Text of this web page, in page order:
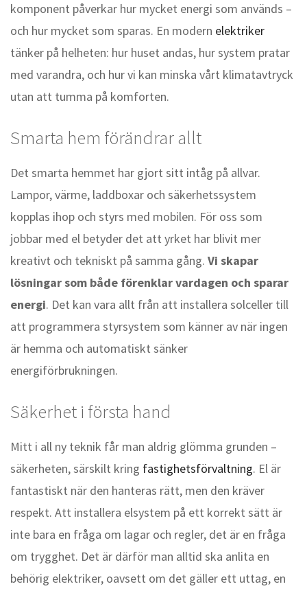
komponent påverkar hur mycket energi som används –
och hur mycket som sparas. En modern elektriker
tänker på helheten: hur huset andas, hur system pratar
med varandra, och hur vi kan minska vårt klimatavtryck
utan att tumma på komforten.
Smarta hem förändrar allt
Det smarta hemmet har gjort sitt intåg på allvar.
Lampor, värme, laddboxar och säkerhetssystem
kopplas ihop och styrs med mobilen. För oss som
jobbar med el betyder det att yrket har blivit mer
kreativt och tekniskt på samma gång. Vi skapar
lösningar som både förenklar vardagen och sparar
energi. Det kan vara allt från att installera solceller till
att programmera styrsystem som känner av när ingen
är hemma och automatiskt sänker
energiförbrukningen.
Säkerhet i första hand
Mitt i all ny teknik får man aldrig glömma grunden –
säkerheten, särskilt kring fastighetsförvaltning. El är
fantastiskt när den hanteras rätt, men den kräver
respekt. Att installera elsystem på ett korrekt sätt är
inte bara en fråga om lagar och regler, det är en fråga
om trygghet. Det är därför man alltid ska anlita en
behörig elektriker, oavsett om det gäller ett uttag, en